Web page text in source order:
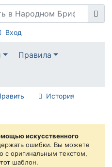
Вход
Правила
История
искусственного
ошибки. Вы можете
с оригинальным текстом,
шаблон.